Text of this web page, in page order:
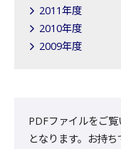
2011年度
2010年度
2009年度
PDFファイルをご
となります。お持